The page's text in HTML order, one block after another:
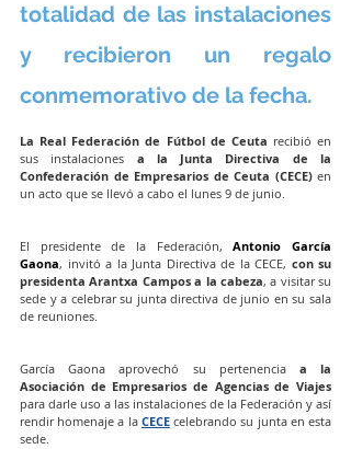
totalidad de las instalaciones
y recibieron un regalo
conmemorativo de la fecha.
La Real Federación de Fútbol de Ceuta recibió en
sus instalaciones a la Junta Directiva de la
Confederación de Empresarios de Ceuta (CECE) en
un acto que se llevó a cabo el lunes 9 de junio.
El presidente de la Federación, Antonio García
Gaona, invitó a la Junta Directiva de la CECE, con su
presidenta Arantxa Campos a la cabeza, a visitar su
sede y a celebrar su junta directiva de junio en su sala
de reuniones.
García Gaona aprovechó su pertenencia a la
Asociación de Empresarios de Agencias de Viajes
para darle uso a las instalaciones de la Federación y así
rendir homenaje a la CECE celebrando su junta en esta
sede.